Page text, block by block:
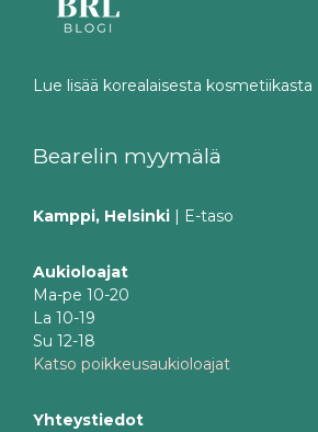
Lue lisää korealaisesta kosmetiikasta
Bearelin myymälä
Kamppi, Helsinki | E-taso
Aukioloajat
Ma-pe 10-20
La 10-19
Su 12-18
Katso poikkeusaukioloajat
Yhteystiedot